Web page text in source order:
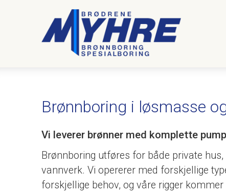
Brønnboring i løsmasse
Vi leverer brønner med komplette
Brønnboring utføres for både private
vannverk. Vi opererer med forskjellige
forskjellige behov, og våre rigger